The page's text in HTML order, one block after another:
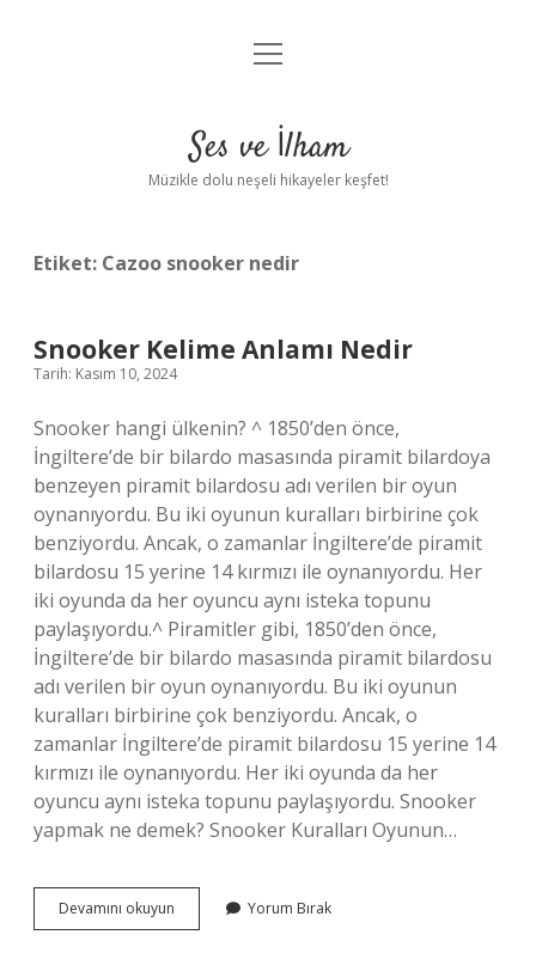
Anasayfa
Yasal Uyarı
menüyü
Ses ve İlham
Müzikle dolu neşeli hikayeler keşfet!
Etiket: Cazoo snooker nedir
Snooker Kelime Anlamı Nedir
Tarih: Kasım 10, 2024
Snooker hangi ülkenin? ^ 1850’den önce,
İngiltere’de bir bilardo masasında piramit bilardoya
benzeyen piramit bilardosu adı verilen bir oyun
oynanıyordu. Bu iki oyunun kuralları birbirine çok
benziyordu. Ancak, o zamanlar İngiltere’de piramit
bilardosu 15 yerine 14 kırmızı ile oynanıyordu. Her
iki oyunda da her oyuncu aynı isteka topunu
paylaşıyordu.^ Piramitler gibi, 1850’den önce,
İngiltere’de bir bilardo masasında piramit bilardosu
adı verilen bir oyun oynanıyordu. Bu iki oyunun
kuralları birbirine çok benziyordu. Ancak, o
zamanlar İngiltere’de piramit bilardosu 15 yerine 14
kırmızı ile oynanıyordu. Her iki oyunda da her
oyuncu aynı isteka topunu paylaşıyordu. Snooker
yapmak ne demek? Snooker Kuralları Oyunun…
Devamını okuyun Snooker
Kelime
Yorum Bırak